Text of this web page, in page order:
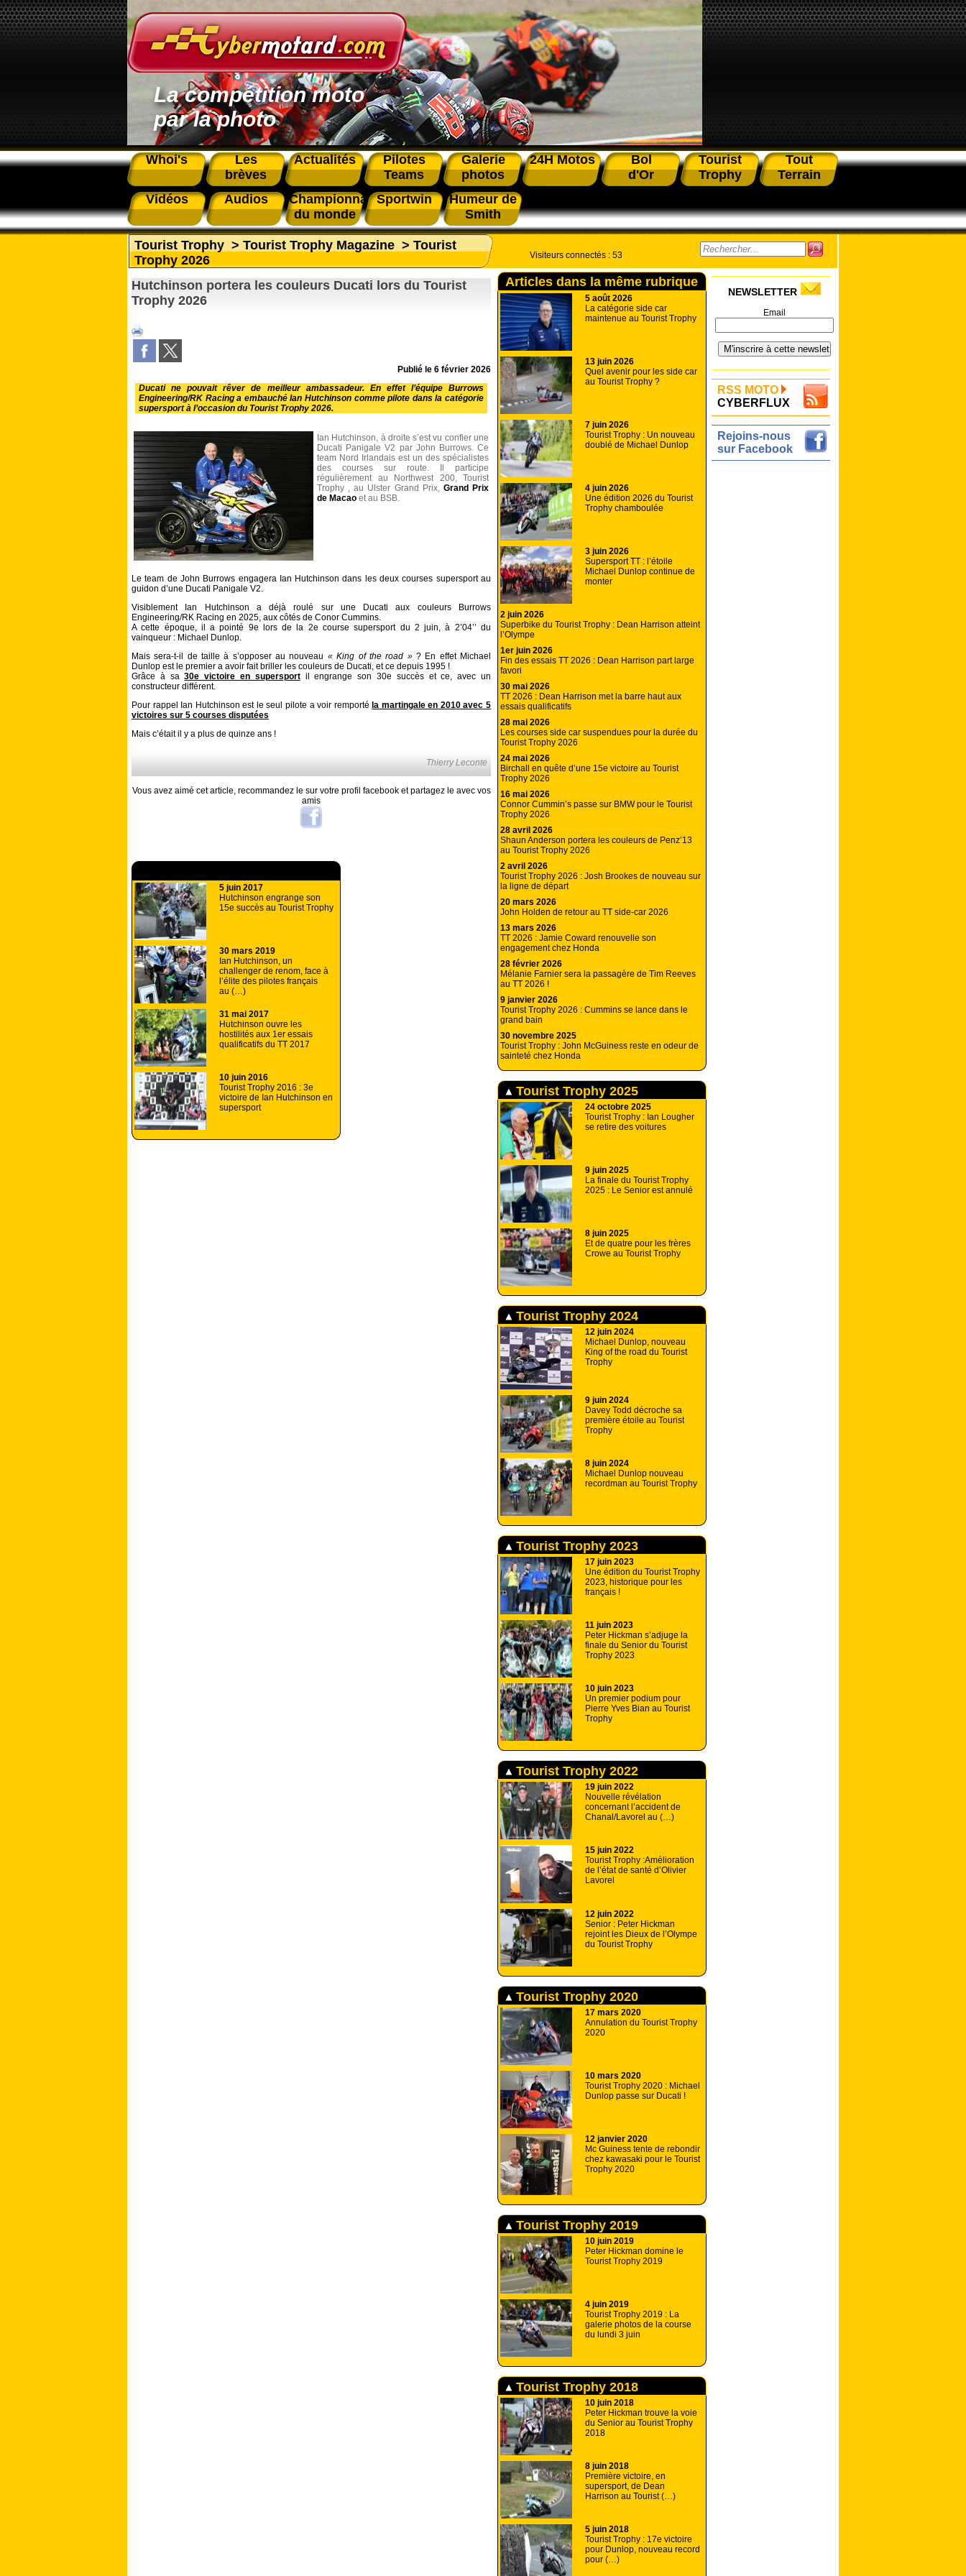
La compétition moto
par la photo
Whoi's
Les
brèves
Actualités
Pilotes
Teams
Galerie
photos
24H Motos
Bol
d'Or
Tourist
Trophy
Tout
Terrain
Vidéos
Audios
Championnat
du monde
Sportwin
Humeur de
Smith
Tourist Trophy > Tourist Trophy Magazine > Tourist
Trophy 2026
Hutchinson portera les couleurs Ducati lors du Tourist
Trophy 2026
Publié le 6 février 2026
Ducati ne pouvait rêver de meilleur ambassadeur. En effet l’équipe Burrows
Engineering/RK Racing a embauché Ian Hutchinson comme pilote dans la catégorie
supersport à l’occasion du Tourist Trophy 2026.
Ian Hutchinson, à droite s’est vu confier une
Ducati Panigale V2 par John Burrows. Ce
team Nord Irlandais est un des spécialistes
des courses sur route. Il participe
régulièrement au Northwest 200, Tourist
Trophy , au Ulster Grand Prix, Grand Prix
de Macao et au BSB.
Le team de John Burrows engagera Ian Hutchinson dans les deux courses supersport au
guidon d’une Ducati Panigale V2.
Visiblement Ian Hutchinson a déjà roulé sur une Ducati aux couleurs Burrows
Engineering/RK Racing en 2025, aux côtés de Conor Cummins.
A cette époque, il a pointé 9e lors de la 2e course supersport du 2 juin, à 2’04’’ du
vainqueur : Michael Dunlop.
Mais sera-t-il de taille à s’opposer au nouveau « King of the road »? En effet Michael
Dunlop est le premier a avoir fait briller les couleurs de Ducati, et ce depuis 1995 !
Grâce à sa30e victoire en supersportil engrange son 30e succès et ce, avec un
constructeur différent.
Pour rappel Ian Hutchinson est le seul pilote a voir remporté la martingale en 2010 avec 5
victoires sur 5 courses disputées
Mais c’était il y a plus de quinze ans !
Thierry Leconte
Vous avez aimé cet article, recommandez le sur votre profil facebook et partagez le avec vos
amis
5 juin 2017
Hutchinson engrange son
15e succès au Tourist Trophy
30 mars 2019
Ian Hutchinson, un
challenger de renom, face à
l’élite des pilotes français
au (…)
31 mai 2017
Hutchinson ouvre les
hostilités aux 1er essais
qualificatifs du TT 2017
10 juin 2016
Tourist Trophy 2016 : 3e
victoire de Ian Hutchinson en
supersport
Visiteurs connectés : 53
Articles dans la même rubrique
5 août 2026
La catégorie side car
maintenue au Tourist Trophy
13 juin 2026
Quel avenir pour les side car
au Tourist Trophy ?
7 juin 2026
Tourist Trophy : Un nouveau
doublé de Michael Dunlop
4 juin 2026
Une édition 2026 du Tourist
Trophy chamboulée
3 juin 2026
Supersport TT : l’étoile
Michael Dunlop continue de
monter
2 juin 2026
Superbike du Tourist Trophy : Dean Harrison atteint
l’Olympe
1er juin 2026
Fin des essais TT 2026 : Dean Harrison part large
favori
30 mai 2026
TT 2026 : Dean Harrison met la barre haut aux
essais qualificatifs
28 mai 2026
Les courses side car suspendues pour la durée du
Tourist Trophy 2026
24 mai 2026
Birchall en quête d’une 15e victoire au Tourist
Trophy 2026
16 mai 2026
Connor Cummin’s passe sur BMW pour le Tourist
Trophy 2026
28 avril 2026
Shaun Anderson portera les couleurs de Penz’13
au Tourist Trophy 2026
2 avril 2026
Tourist Trophy 2026 : Josh Brookes de nouveau sur
la ligne de départ
20 mars 2026
John Holden de retour au TT side-car 2026
13 mars 2026
TT 2026 : Jamie Coward renouvelle son
engagement chez Honda
28 février 2026
Mélanie Farnier sera la passagère de Tim Reeves
au TT 2026 !
9 janvier 2026
Tourist Trophy 2026 : Cummins se lance dans le
grand bain
30 novembre 2025
Tourist Trophy : John McGuiness reste en odeur de
sainteté chez Honda
Tourist Trophy 2025
24 octobre 2025
Tourist Trophy : Ian Lougher
se retire des voitures
9 juin 2025
La finale du Tourist Trophy
2025 : Le Senior est annulé
8 juin 2025
Et de quatre pour les frères
Crowe au Tourist Trophy
Tourist Trophy 2024
12 juin 2024
Michael Dunlop, nouveau
King of the road du Tourist
Trophy
9 juin 2024
Davey Todd décroche sa
première étoile au Tourist
Trophy
8 juin 2024
Michael Dunlop nouveau
recordman au Tourist Trophy
Tourist Trophy 2023
17 juin 2023
Une édition du Tourist Trophy
2023, historique pour les
français !
11 juin 2023
Peter Hickman s’adjuge la
finale du Senior du Tourist
Trophy 2023
10 juin 2023
Un premier podium pour
Pierre Yves Bian au Tourist
Trophy
Tourist Trophy 2022
19 juin 2022
Nouvelle révélation
concernant l’accident de
Chanal/Lavorel au (…)
15 juin 2022
Tourist Trophy :Amélioration
de l’état de santé d’Olivier
Lavorel
12 juin 2022
Senior : Peter Hickman
rejoint les Dieux de l’Olympe
du Tourist Trophy
Tourist Trophy 2020
17 mars 2020
Annulation du Tourist Trophy
2020
10 mars 2020
Tourist Trophy 2020 : Michael
Dunlop passe sur Ducati !
12 janvier 2020
Mc Guiness tente de rebondir
chez kawasaki pour le Tourist
Trophy 2020
Tourist Trophy 2019
10 juin 2019
Peter Hickman domine le
Tourist Trophy 2019
4 juin 2019
Tourist Trophy 2019 : La
galerie photos de la course
du lundi 3 juin
Tourist Trophy 2018
10 juin 2018
Peter Hickman trouve la voie
du Senior au Tourist Trophy
2018
8 juin 2018
Première victoire, en
supersport, de Dean
Harrison au Tourist (…)
5 juin 2018
Tourist Trophy : 17e victoire
pour Dunlop, nouveau record
pour (…)
NEWSLETTER
Email
RSS MOTO
CYBERFLUX
Rejoins-nous
sur Facebook